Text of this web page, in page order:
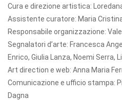
Cura e direzione artistica:
Assistente curatore: Maria
Responsabile organizzazione:
Segnalatori d’arte: Francesca
Enrico, Giulia Lanza, Noemi Serra,
Art direction e web: Anna Maria
Comunicazione e ufficio stampa:
Dagna